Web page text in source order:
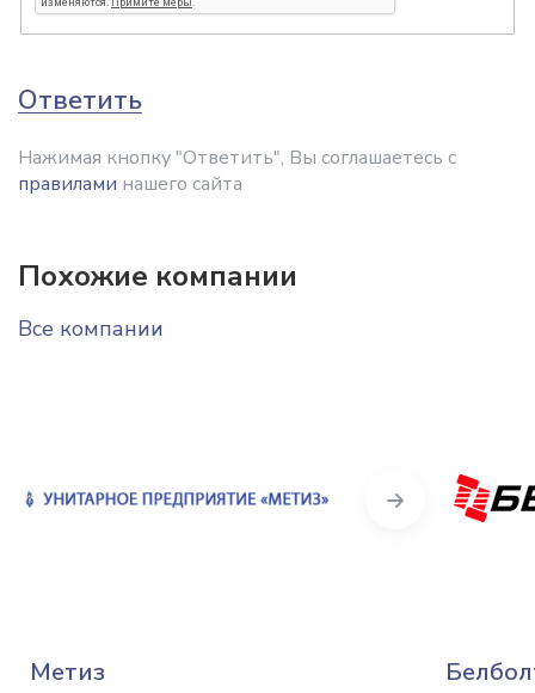
Ответить
Нажимая кнопку "Ответить", Вы соглашаетесь с
правилами нашего сайта
Похожие компании
Все компании
Метиз
Next